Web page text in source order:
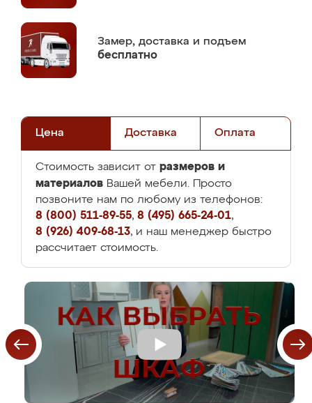
Замер, доставка и подъем
бесплатно
Цена Доставка Оплата
Стоимость зависит от размеров и
материалов Вашей мебели. Просто
позвоните нам по любому из телефонов:
8 (800) 511-89-55, 8 (495) 665-24-01,
8 (926) 409-68-13, и наш менеджер быстро
рассчитает стоимость.